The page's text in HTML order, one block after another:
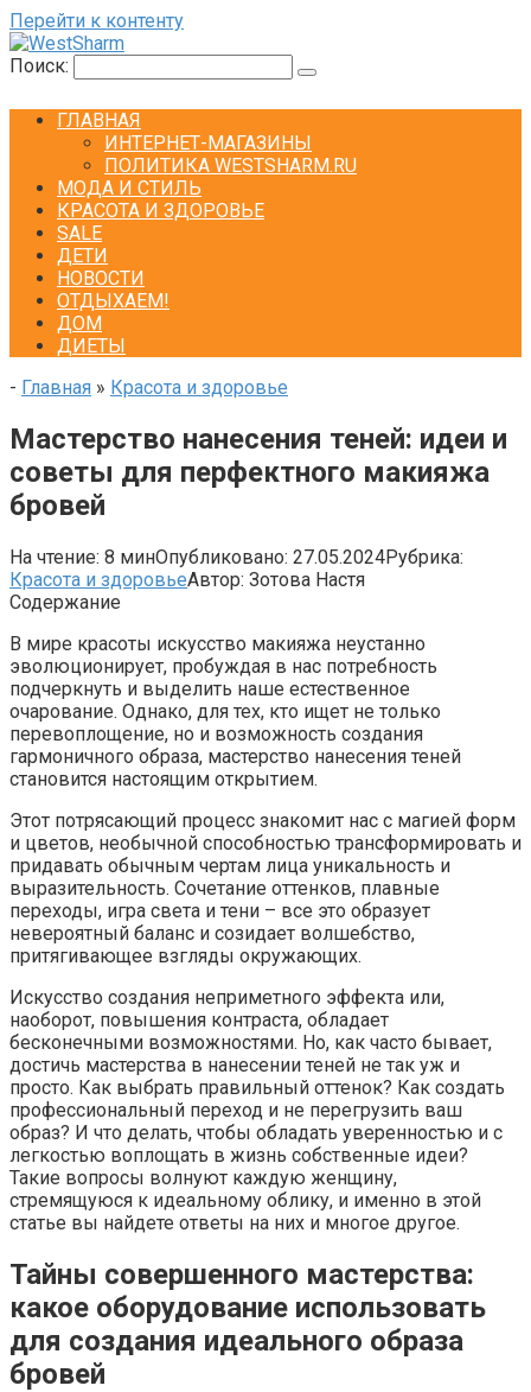
Перейти к контенту
Поиск:
ГЛАВНАЯ
ИНТЕРНЕТ-МАГАЗИНЫ
ПОЛИТИКА WESTSHARM.RU
МОДА И СТИЛЬ
КРАСОТА И ЗДОРОВЬЕ
SALE
ДЕТИ
НОВОСТИ
ОТДЫХАЕМ!
ДОМ
ДИЕТЫ
- Главная » Красота и здоровье
Мастерство нанесения теней: идеи и
советы для перфектного макияжа
бровей
На чтение: 8 минОпубликовано: 27.05.2024Рубрика:
Красота и здоровьеАвтор: Зотова Настя
Содержание
В мире красоты искусство макияжа неустанно
эволюционирует, пробуждая в нас потребность
подчеркнуть и выделить наше естественное
очарование. Однако, для тех, кто ищет не только
перевоплощение, но и возможность создания
гармоничного образа, мастерство нанесения теней
становится настоящим открытием.
Этот потрясающий процесс знакомит нас с магией форм
и цветов, необычной способностью трансформировать и
придавать обычным чертам лица уникальность и
выразительность. Сочетание оттенков, плавные
переходы, игра света и тени – все это образует
невероятный баланс и созидает волшебство,
притягивающее взгляды окружающих.
Искусство создания неприметного эффекта или,
наоборот, повышения контраста, обладает
бесконечными возможностями. Но, как часто бывает,
достичь мастерства в нанесении теней не так уж и
просто. Как выбрать правильный оттенок? Как создать
профессиональный переход и не перегрузить ваш
образ? И что делать, чтобы обладать уверенностью и с
легкостью воплощать в жизнь собственные идеи?
Такие вопросы волнуют каждую женщину,
стремящуюся к идеальному облику, и именно в этой
статье вы найдете ответы на них и многое другое.
Тайны совершенного мастерства:
какое оборудование использовать
для создания идеального образа
бровей